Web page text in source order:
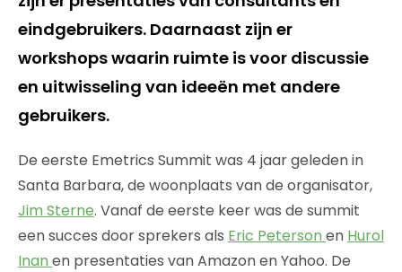
eindgebruikers. Daarnaast zijn er
workshops waarin ruimte is voor discussie
en uitwisseling van ideeën met andere
gebruikers.
De eerste Emetrics Summit was 4 jaar geleden in
Santa Barbara, de woonplaats van de organisator,
Jim Sterne. Vanaf de eerste keer was de summit
een succes door sprekers als Eric Peterson en Hurol
Inan en presentaties van Amazon en Yahoo. De